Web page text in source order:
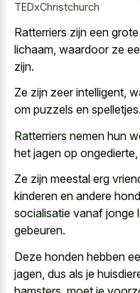
TEDxChristchurch
Ratterriers zijn een
lichaam, waardoor ze
zijn.
Ze zijn zeer intelligent,
om puzzels en spelletjes.
Ratterriers nemen hun
het jagen op
Ze zijn meestal erg
kinderen en andere
socialisatie vanaf jonge
gebeuren.
Deze honden hebben
jagen, dus als je